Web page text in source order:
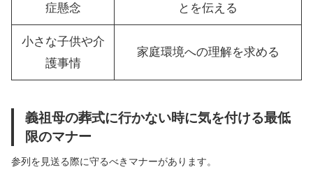
症懸念
とを伝える
小さな子供や介
護事情
家庭環境への理解を求める
義祖母の葬式に行かない時に気を付ける最低
限のマナー
参列を見送る際に守るべきマナーがあります。